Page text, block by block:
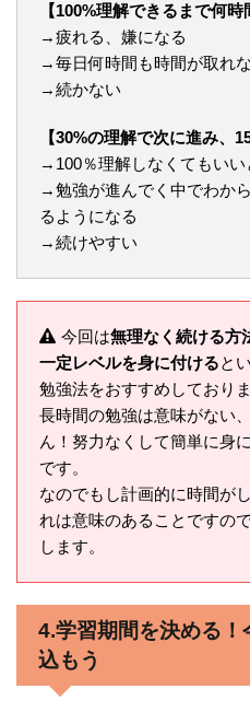
【100%理解できるまで何時
→疲れる、嫌になる
→毎日何時間も時間が取れ
→続かない
【30%の理解で次に進み、
→100％理解しなくてもいい
→勉強が進んでく中でわか
るようになる
→続けやすい
今回は無理なく続ける方
一定レベルを身に付けると
勉強法をおすすめしておりま
長時間の勉強は意味がない
ん！努力なくして簡単に身
です。
なのでもし計画的に時間が
れは意味のあることですの
します。
4.学習期間を決める！
込もう